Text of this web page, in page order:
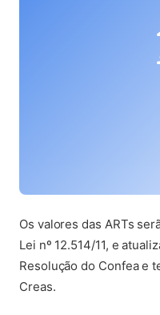
Os valores das ARTs
Lei nº 12.514/11, e
Resolução do Confea e
Creas.